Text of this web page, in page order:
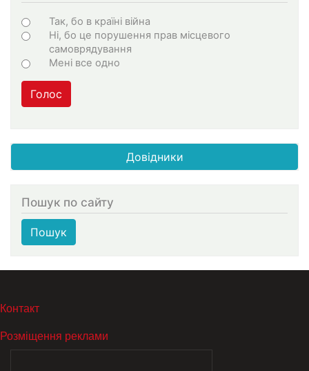
Варіанти
Так, бо в країні війна
Ні, бо це порушення прав місцевого
самоврядування
Мені все одно
Голос
Довідники
Пошук по сайту
Пошук
МЕНЮ В ПОДВАЛЕ
Контакт
Розміщення реклами